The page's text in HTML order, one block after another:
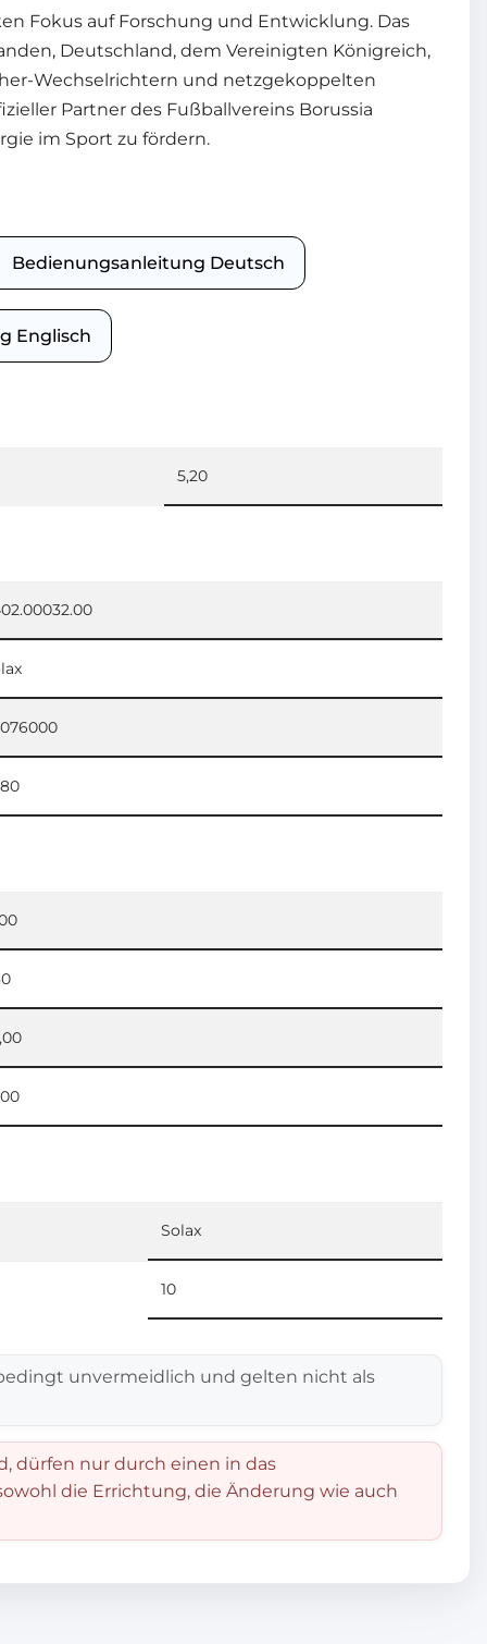
Fokus auf Forschung und Entwicklung. Das
Deutschland, dem Vereinigten Königreich,
Wechselrichtern und netzgekoppelten
Partner des Fußballvereins Borussia
im Sport zu fördern.
Bedienungsanleitung Deutsch
Englisch
5,20
Solax
10
unvermeidlich und gelten nicht als
dürfen nur durch einen in das
die Errichtung, die Änderung wie auch